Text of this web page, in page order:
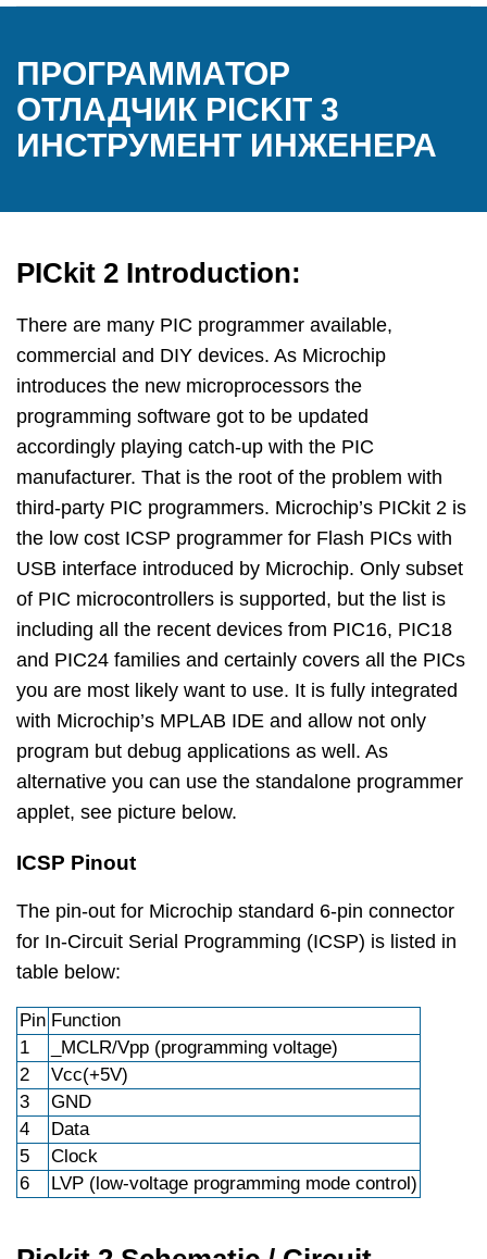
ПРОГРАММАТОР
ОТЛАДЧИК PICKIT 3
ИНСТРУМЕНТ ИНЖЕНЕРА
PICkit 2 Introduction:
There are many PIC programmer available,
commercial and DIY devices. As Microchip
introduces the new microprocessors the
programming software got to be updated
accordingly playing catch-up with the PIC
manufacturer. That is the root of the problem with
third-party PIC programmers. Microchip’s PICkit 2 is
the low cost ICSP programmer for Flash PICs with
USB interface introduced by Microchip. Only subset
of PIC microcontrollers is supported, but the list is
including all the recent devices from PIC16, PIC18
and PIC24 families and certainly covers all the PICs
you are most likely want to use. It is fully integrated
with Microchip’s MPLAB IDE and allow not only
program but debug applications as well. As
alternative you can use the standalone programmer
applet, see picture below.
ICSP Pinout
The pin-out for Microchip standard 6-pin connector
for In-Circuit Serial Programming (ICSP) is listed in
table below:
Pin Function
1
_MCLR/Vpp (programming voltage)
2
Vcc(+5V)
3
GND
4
Data
5
Clock
6
LVP (low-voltage programming mode control)